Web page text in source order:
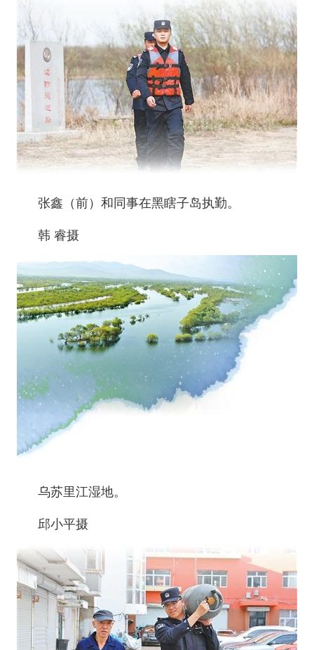
张鑫（前）和同事在黑瞎子岛执勤。
韩 睿摄
乌苏里江湿地。
邱小平摄